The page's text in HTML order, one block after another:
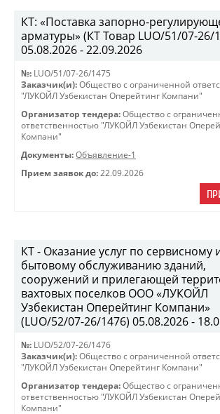
КТ: «Поставка запорно-
арматуры» (КТ Товар LUO/51/07-26/
05.08.2026 - 22.09.2026
№: LUO/51/07-26/1475
Заказчик(и): Общество с ограниченной
"ЛУКОЙЛ Узбекистан Оперейтинг Компани"
Организатор тендера: Общество с
ответственностью "ЛУКОЙЛ Узбекистан
Компани"
Документы: Объявление-1
Прием заявок до: 22.09.2026
КТ - Оказание услуг по сервисному
бытовому обслуживанию зданий,
сооружений и прилегающей
вахтовых поселков ООО «ЛУКОЙЛ
Узбекистан Оперейтинг Компани»
(LUO/52/07-26/1476) 05.08.2026 -
№: LUO/52/07-26/1476
Заказчик(и): Общество с ограниченной
"ЛУКОЙЛ Узбекистан Оперейтинг Компани"
Организатор тендера: Общество с
ответственностью "ЛУКОЙЛ Узбекистан
Компани"